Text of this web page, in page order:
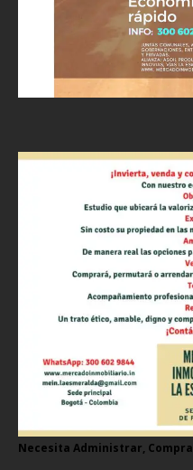
Necesita Administrar,